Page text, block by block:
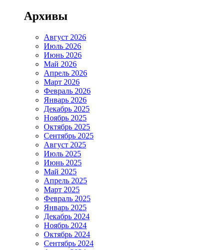
Архивы
Август 2026
Июль 2026
Июнь 2026
Май 2026
Апрель 2026
Март 2026
Февраль 2026
Январь 2026
Декабрь 2025
Ноябрь 2025
Октябрь 2025
Сентябрь 2025
Август 2025
Июль 2025
Июнь 2025
Май 2025
Апрель 2025
Март 2025
Февраль 2025
Январь 2025
Декабрь 2024
Ноябрь 2024
Октябрь 2024
Сентябрь 2024